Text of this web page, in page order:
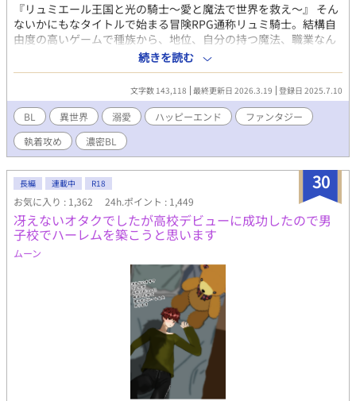
『リュミエール王国と光の騎士〜愛と魔法で世界を救え〜』 そん
ないかにもなタイトルで始まる冒険RPG通称リュミ騎士。結構自
由度の高いゲームで種族から、地位、自分の持つ魔法、職業なん
かを決め、好きにプレーできるということで人気を誇っていた。
そんな中主人公のみに共通して持っている力は光属性。前提とし
て主人公は光属性の力を使い、世界を救わなければいけない。そ
のエンドコンテンツとして、世界中を旅するも良し、結婚して子
供を作ることができる。これまた凄い機能なのだが、この世界は
女同士でも男同士でも結婚することが出来る。子供も光属性の加
護？とやらで作れるというめちゃくちゃ設定だ。 そんな世界に転
生してしまった隼人。もちろん主人公に転生したものと思ってい
たが、属性は闇。 あれ？おかしいぞ？そう思った隼人だったが、
すぐそばにいたこの世界の兄を見て現実を知ってしまう。 「あ、
こいつが主人公だ」 超絶美形完璧光属性兄攻め×そんな兄から逃
げたい闇属性受けの繰り広げるファンタジーラブストーリー
続きを読む
文字数 143,118 最終更新日 2026.3.19 登録日 2025.7.10
BL 異世界 溺愛 ハッピーエンド
ファンタジー
執着攻め
濃密BL
30
長編 連載中 R18
お気に入り : 1,362 24h.ポイント : 1,449
冴えないオタクでしたが高校デビューに成功したので男
子校でハーレムを築こうと思います
ムーン